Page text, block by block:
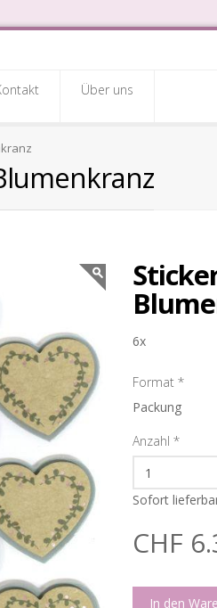
Über uns
6x
Format*
Packung
Anzahl *
Sofort
CHF
In den